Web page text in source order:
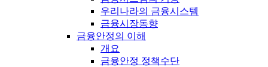
우리나라의 금융시스템
금융시장동향
금융안정의 이해
개요
금융안정 정책수단